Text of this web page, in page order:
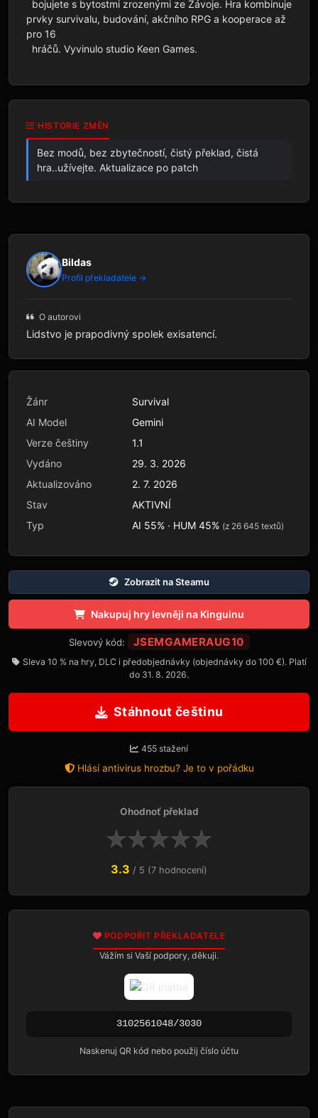
prvky survivalu, budování, akčního RPG a kooperace až
pro 16
  hráčů. Vyvinulo studio Keen Games.
HISTORIE ZMĚN
Bez modů, bez zbytečností, čistý překlad, čistá
hra..užívejte. Aktualizace po patch
Bildas
Profil překladatele →
O autorovi
Lidstvo je prapodivný spolek exisatencí.
Žánr
Survival
AI Model
Gemini
Verze češtiny
1.1
Vydáno
29. 3. 2026
Aktualizováno
2. 7. 2026
Stav
AKTIVNÍ
Typ
AI 55% · HUM 45% (z 26 645 textů)
Zobrazit na Steamu
Nakupuj hry levněji na Kinguinu
Slevový kód: JSEMGAMERAUG10
Sleva 10 % na hry, DLC i předobjednávky (objednávky do 100 €). Platí
do 31. 8. 2026.
Stáhnout češtinu
455 stažení
Hlásí antivirus hrozbu? Je to v pořádku
Ohodnoť překlad
★★★★★
3.3 / 5 (7 hodnocení)
PODPOŘIT PŘEKLADATELE
Vážím si Vaší podpory, děkuji.
3102561048/3030
Naskenuj QR kód nebo použij číslo účtu